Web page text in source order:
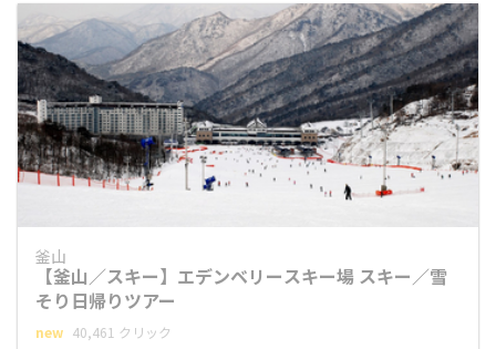
釜山
【釜山／スキー】エデンベリースキー場 スキー／雪
そり日帰りツアー
new 40,461 クリック